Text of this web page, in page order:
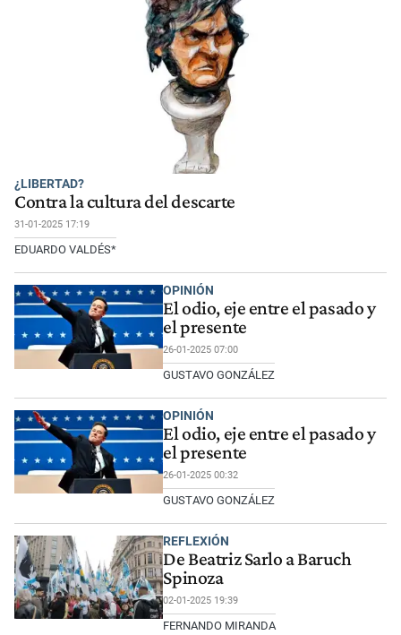
¿LIBERTAD?
Contra la cultura del descarte
31-01-2025 17:19
EDUARDO VALDÉS*
OPINIÓN
El odio, eje entre el pasado y
el presente
26-01-2025 07:00
GUSTAVO GONZÁLEZ
OPINIÓN
El odio, eje entre el pasado y
el presente
26-01-2025 00:32
GUSTAVO GONZÁLEZ
REFLEXIÓN
De Beatriz Sarlo a Baruch
Spinoza
02-01-2025 19:39
FERNANDO MIRANDA